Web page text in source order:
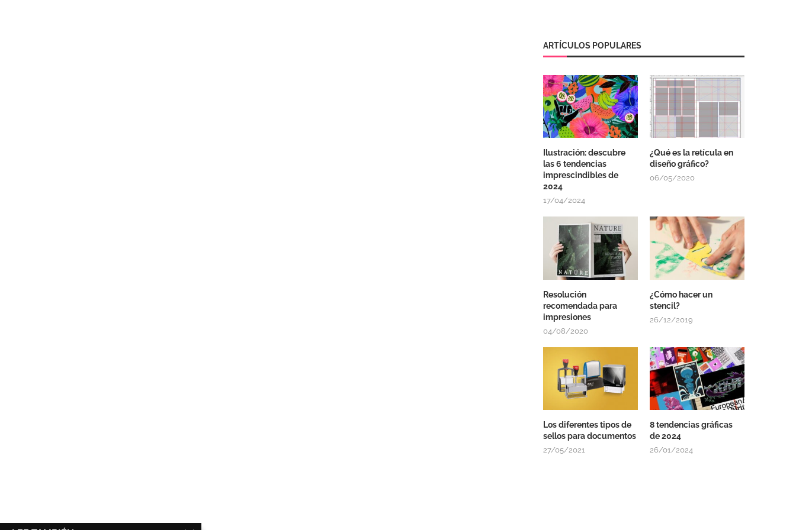
ARTÍCULOS POPULARES
Ilustración: descubre
las 6 tendencias
imprescindibles de
2024
17/04/2024
¿Qué es la retícula en
diseño gráfico?
06/05/2020
Resolución
recomendada para
impresiones
04/08/2020
¿Cómo hacer un
stencil?
26/12/2019
Los diferentes tipos de
sellos para documentos
27/05/2021
8 tendencias gráficas
de 2024
26/01/2024